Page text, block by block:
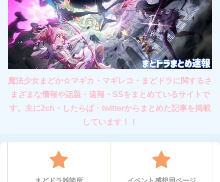
魔法少女まどか☆マギカ・マギレコ・まどドラに関するさ
まざまな情報や話題・速報・SSをまとめているサイトで
す。主に2ch・したらば・twitterからまとめた記事を掲載
しています！！
まどドラ雑談所 イベント感想用ページ